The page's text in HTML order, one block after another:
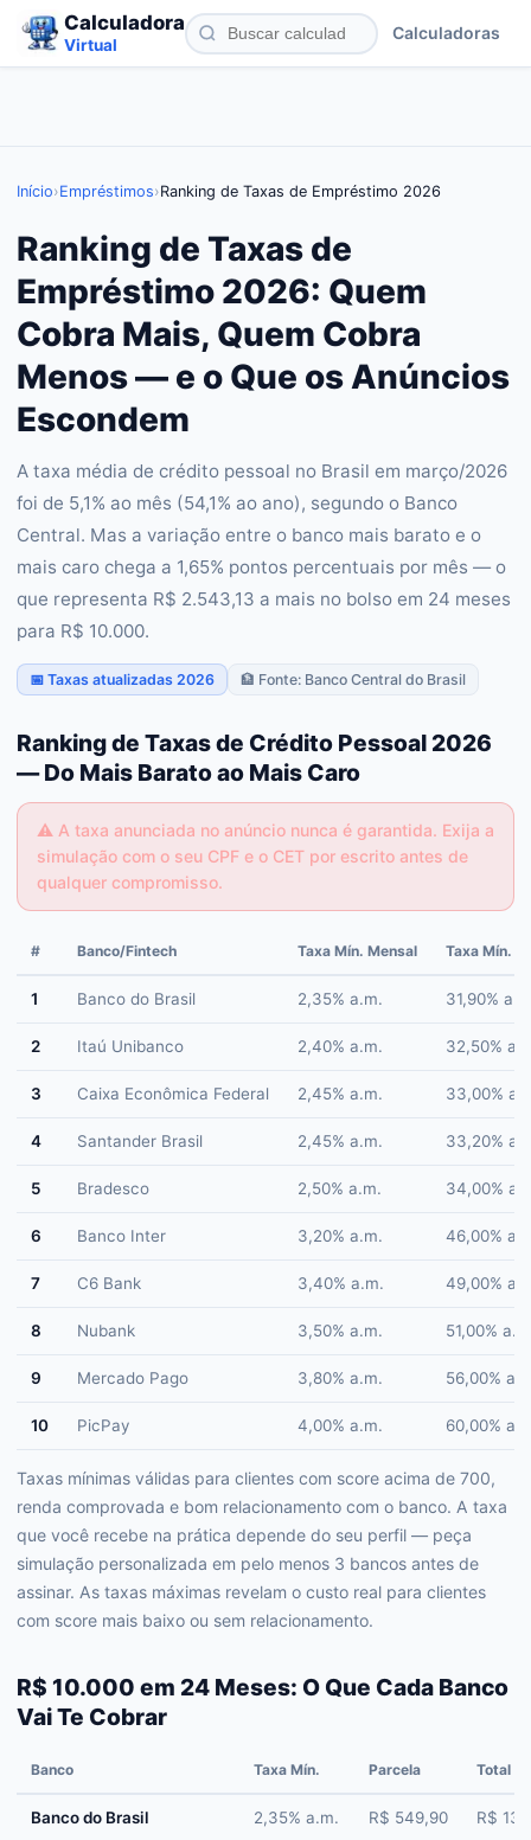
Calculadora
Virtual
Calculadoras
Início›Empréstimos›Ranking de Taxas de Empréstimo 2026
Ranking de Taxas de
Empréstimo 2026: Quem
Cobra Mais, Quem Cobra
Menos — e o Que os Anúncios
Escondem
A taxa média de crédito pessoal no Brasil em março/2026
foi de 5,1% ao mês (54,1% ao ano), segundo o Banco
Central. Mas a variação entre o banco mais barato e o
mais caro chega a 1,65% pontos percentuais por mês — o
que representa R$ 2.543,13 a mais no bolso em 24 meses
para R$ 10.000.
📅 Taxas atualizadas 2026 🏦 Fonte: Banco Central do Brasil
Ranking de Taxas de Crédito Pessoal 2026
— Do Mais Barato ao Mais Caro
⚠️ A taxa anunciada no anúncio nunca é garantida. Exija a
simulação com o seu CPF e o CET por escrito antes de
qualquer compromisso.
# Banco/Fintech Taxa Mín. Mensal Taxa Mín.
1 Banco do Brasil 2,35% a.m. 31,90% a.a.
2 Itaú Unibanco 2,40% a.m. 32,50%
3 Caixa Econômica Federal 2,45% a.m. 33,00%
4 Santander Brasil 2,45% a.m. 33,20%
5 Bradesco 2,50% a.m. 34,00%
6 Banco Inter 3,20% a.m. 46,00%
7 C6 Bank 3,40% a.m. 49,00%
8 Nubank 3,50% a.m. 51,00% a.a.
9 Mercado Pago 3,80% a.m. 56,00%
10 PicPay 4,00% a.m. 60,00%
Taxas mínimas válidas para clientes com score acima de 700,
renda comprovada e bom relacionamento com o banco. A taxa
que você recebe na prática depende do seu perfil — peça
simulação personalizada em pelo menos 3 bancos antes de
assinar. As taxas máximas revelam o custo real para clientes
com score mais baixo ou sem relacionamento.
R$ 10.000 em 24 Meses: O Que Cada Banco
Vai Te Cobrar
Banco Taxa Mín. Parcela Total
Banco do Brasil 2,35% a.m. R$ 549,90 R$